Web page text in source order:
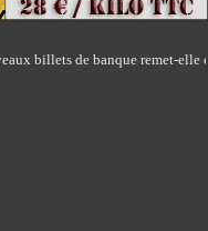
billets de banque remet-